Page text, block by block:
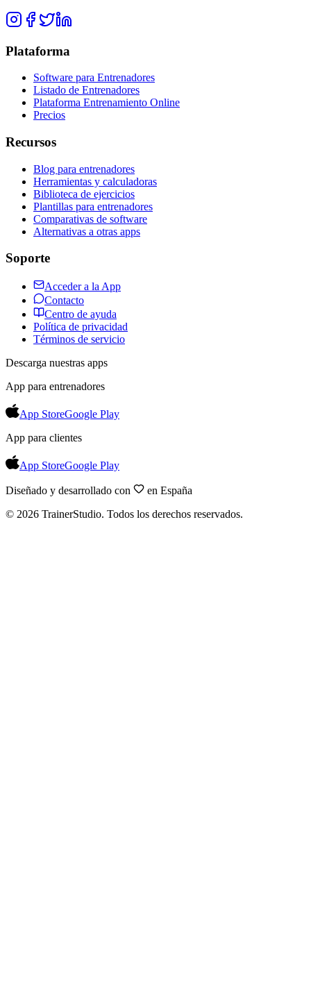
Plataforma
Software para Entrenadores
Listado de Entrenadores
Plataforma Entrenamiento Online
Precios
Recursos
Blog para entrenadores
Herramientas y calculadoras
Biblioteca de ejercicios
Plantillas para entrenadores
Comparativas de software
Alternativas a otras apps
Soporte
Acceder a la App
Contacto
Centro de ayuda
Política de privacidad
Términos de servicio
Descarga nuestras apps
App para entrenadores
App StoreGoogle Play
App para clientes
App StoreGoogle Play
Diseñado y desarrollado con
en España
© 2026 TrainerStudio. Todos los derechos reservados.